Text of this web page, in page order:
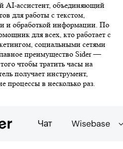
AI-ассистент, объединяющий
для работы с текстом,
и обработкой информации. По
для всех, кто работает с
социальными сетями
преимущество Sider —
чтобы тратить часы на
получает инструмент,
процессы в несколько раз.